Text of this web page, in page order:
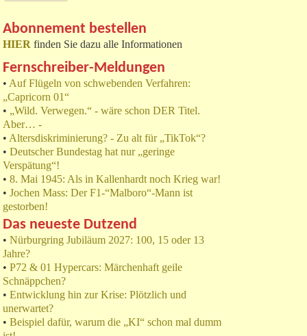
Abonnement bestellen
HIER finden Sie dazu alle Informationen
Fernschreiber-Meldungen
• Auf Flügeln von schwebenden Verfahren:
„Capricorn 01“
• „Wild. Verwegen.“ - wäre schon DER Titel.
Aber… -
• Altersdiskriminierung? - Zu alt für „TikTok“?
• Deutscher Bundestag hat nur „geringe
Verspätung“!
• 8. Mai 1945: Als in Kallenhardt noch Krieg war!
• Jochen Mass: Der F1-“Malboro“-Mann ist
gestorben!
Das neueste Dutzend
• Nürburgring Jubiläum 2027: 100, 15 oder 13
Jahre?
• P72 & 01 Hypercars: Märchenhaft geile
Schnäppchen?
• Entwicklung hin zur Krise: Plötzlich und
unerwartet?
• Beispiel dafür, warum die „KI“ schon mal dumm